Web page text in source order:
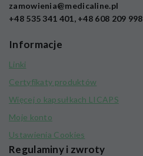
zamowienia@medicaline.pl
+48 535 341 401, +48 608 209 998
Informacje
Linki
Certyfikaty produktów
Więcej o kapsułkach LICAPS
Moje konto
Ustawienia Cookies
Regulaminy i zwroty